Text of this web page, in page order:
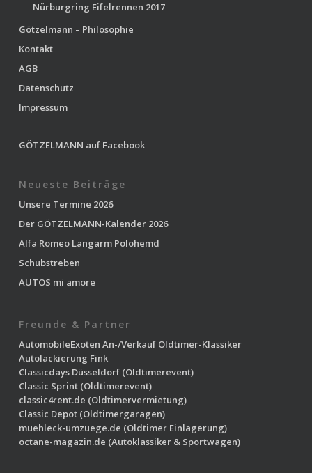
Nürburgring Eifelrennen 2017
Götzelmann – Philosophie
Kontakt
AGB
Datenschutz
Impressum
GÖTZELMANN auf Facebook
Neueste Beiträge
Unsere Termine 2026
Der GÖTZELMANN-Kalender 2026
Alfa Romeo Langarm Polohemd
Schubstreben
AUTOS mi amore
Freunde & Partner
AutomobileExoten An-/Verkauf Oldtimer-Klassiker
Autolackierung Fink
Classicdays Düsseldorf(Oldtimerevent)
Classic Sprint(Oldtimerevent)
classic4rent.de (Oldtimervermietung)
Classic Depot(Oldtimergaragen)
muehleck-umzuege.de (Oldtimer Einlagerung)
octane-magazin.de (Autoklassiker & Sportwagen)